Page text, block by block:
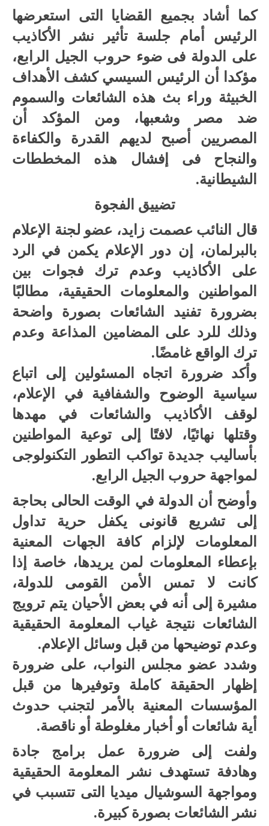
كما أشاد بجميع القضايا التى استعرضها
الرئيس أمام جلسة تأثير نشر الأكاذيب
على الدولة فى ضوء حروب الجيل الرابع،
مؤكدا أن الرئيس السيسي كشف الأهداف
الخبيثة وراء بث هذه الشائعات والسموم
ضد مصر وشعبها، ومن المؤكد أن
المصريين أصبح لديهم القدرة والكفاءة
والنجاح فى إفشال هذه المخططات
الشيطانية.
تضييق الفجوة
قال النائب عصمت زايد، عضو لجنة الإعلام
بالبرلمان، إن دور الإعلام يكمن في الرد
على الأكاذيب وعدم ترك فجوات بين
المواطنين والمعلومات الحقيقية، مطالبًا
بضرورة تفنيد الشائعات بصورة واضحة
وذلك للرد على المضامين المذاعة وعدم
ترك الواقع غامضًا.
وأكد ضرورة اتجاه المسئولين إلى اتباع
سياسية الوضوح والشفافية في الإعلام،
لوقف الأكاذيب والشائعات في مهدها
وقتلها نهائيًا، لافتًا إلى توعية المواطنين
بأساليب جديدة تواكب التطور التكنولوجى
لمواجهة حروب الجيل الرابع.
وأوضح أن الدولة في الوقت الحالى بحاجة
إلى تشريع قانونى يكفل حرية تداول
المعلومات لإلزام كافة الجهات المعنية
بإعطاء المعلومات لمن يريدها، خاصة إذا
كانت لا تمس الأمن القومى للدولة،
مشيرة إلى أنه في بعض الأحيان يتم ترويج
الشائعات نتيجة غياب المعلومة الحقيقية
وعدم توضيحها من قبل وسائل الإعلام.
وشدد عضو مجلس النواب، على ضرورة
إظهار الحقيقة كاملة وتوفيرها من قبل
المؤسسات المعنية بالأمر لتجنب حدوث
أية شائعات أو أخبار مغلوطة أو ناقصة.
ولفت إلى ضرورة عمل برامج جادة
وهادفة تستهدف نشر المعلومة الحقيقية
ومواجهة السوشيال ميديا التى تتسبب في
نشر الشائعات بصورة كبيرة.